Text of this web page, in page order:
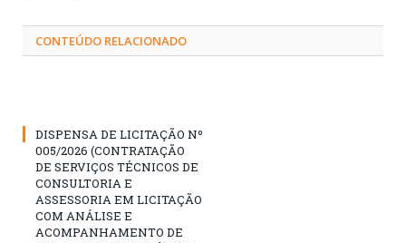
CONTEÚDO RELACIONADO
DISPENSA DE LICITAÇÃO Nº
005/2026 (CONTRATAÇÃO
DE SERVIÇOS TÉCNICOS DE
CONSULTORIA E
ASSESSORIA EM LICITAÇÃO
COM ANÁLISE E
ACOMPANHAMENTO DE